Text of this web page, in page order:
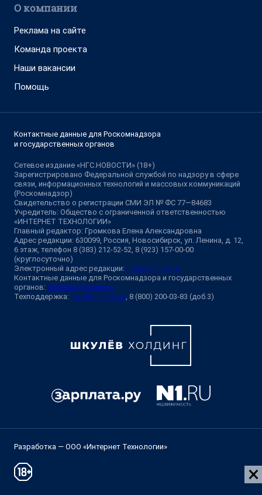
О компании
Реклама на сайте
Команда проекта
Наши вакансии
Помощь
Контактные данные для Роскомнадзора
и государственных органов
Сетевое издание «НГС.НОВОСТИ» (18+)
Зарегистрировано Федеральной службой по надзору в сфере
связи, информационных технологий и массовых коммуникаций
(Роскомнадзор)
Свидетельство о регистрации СМИ ЭЛ № ФС 77—84683
Учредитель: Общество с ограниченной ответственностью
«ИНТЕРНЕТ ТЕХНОЛОГИИ»
Главный редактор: Громкова Елена Александровна
Адрес редакции: 630099, Россия, Новосибирск, ул. Ленина, д. 12,
6 этаж, телефон 8 (383) 212-52-52, 8 (923) 157-00-00
(круглосуточно)
Электронный адрес редакции: ngs@shkulev.ru
Контактные данные для Роскомнадзора и государственных
органов: juristnsk@shkulev.ru
Техподдержка: help@shkulev.ru , 8 (800) 200-03-83 (доб.3)
Разработка — ООО «Интернет Технологии»